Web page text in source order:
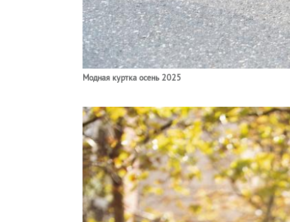
Модная куртка осень 2025